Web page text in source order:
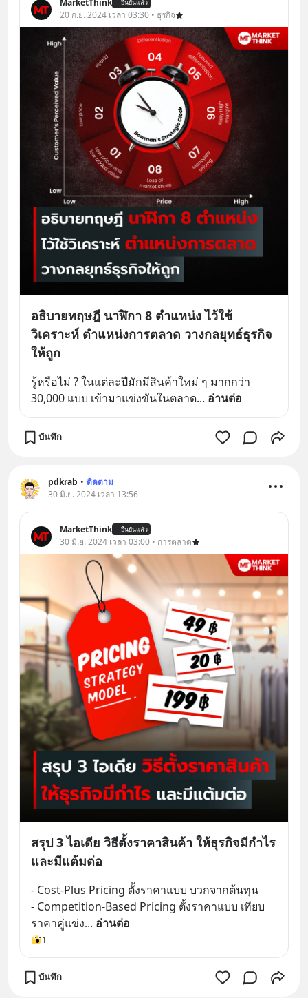
MarketThink ยืนยันแล้ว
20 ก.ย. 2024 เวลา 03:30 • ธุรกิจ
อธิบายทฤษฎี นาฬิกา 8 ตำแหน่ง ไว้ใช้
วิเคราะห์ ตำแหน่งการตลาด วางกลยุทธ์ธุรกิจ
ให้ถูก
รู้หรือไม่ ? ในแต่ละปีมักมีสินค้าใหม่ ๆ มากกว่า
30,000 แบบ เข้ามาแข่งขันในตลาด... อ่านต่อ
บันทึก
pdkrab • ติดตาม
30 มิ.ย. 2024 เวลา 13:56
MarketThink ยืนยันแล้ว
30 มิ.ย. 2024 เวลา 03:00 • การตลาด
สรุป 3 ไอเดีย วิธีตั้งราคาสินค้า ให้ธุรกิจมีกำไร
และมีแต้มต่อ
- Cost-Plus Pricing ตั้งราคาแบบ บวกจากต้นทุน
- Competition-Based Pricing ตั้งราคาแบบ เทียบ
ราคาคู่แข่ง... อ่านต่อ
1
บันทึก